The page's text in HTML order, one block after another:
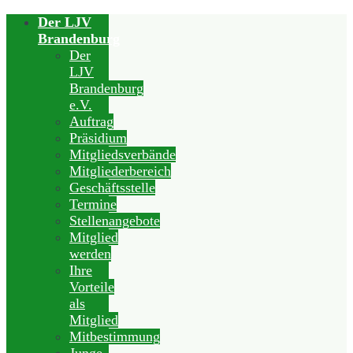
Der LJV
Brandenburg
Der
LJV
Brandenburg
e.V.
Auftrag
Präsidium
Mitgliedsverbände
Mitgliederbereich
Geschäftsstelle
Termine
Stellenangebote
Mitglied
werden
Ihre
Vorteile
als
Mitglied
Mitbestimmung